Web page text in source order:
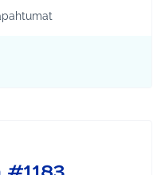
Koko Tuusulamukaan: Kulttuuri ja